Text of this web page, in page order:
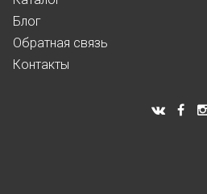
Блог
Обратная связь
Контакты